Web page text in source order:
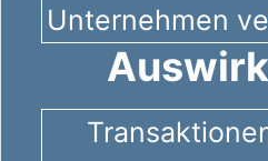
Unternehmen